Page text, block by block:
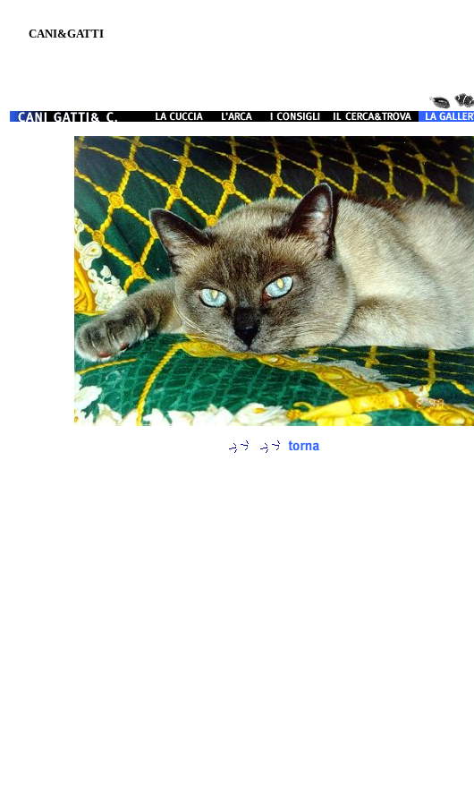
CANI&GATTI